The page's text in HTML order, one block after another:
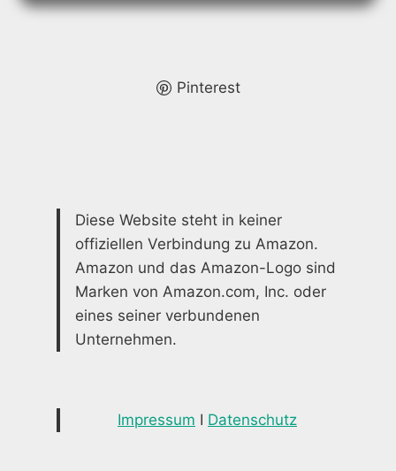
ELEGANZ
AKZENTEPinterest
Diese Website steht in keiner
offiziellen Verbindung zu Amazon.
Amazon und das Amazon-Logo sind
Marken von Amazon.com, Inc. oder
eines seiner verbundenen
Unternehmen.
Impressum I Datenschutz